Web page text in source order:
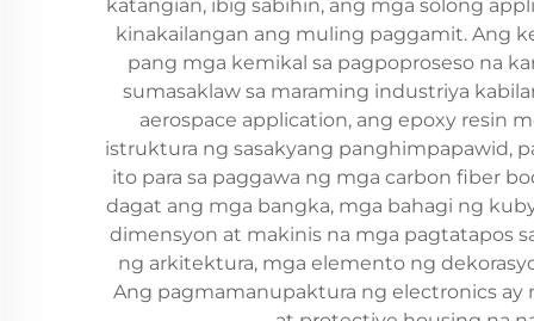
katangian, ibig sabihin, ang mga solong
kinakailangan ang muling paggamit. Ang
pang mga kemikal sa pagpoproseso na
sumasaklaw sa maraming industriya
aerospace application, ang epoxy resin
istruktura ng sasakyang panghimpapawid,
ito para sa paggawa ng mga carbon fiber
dagat ang mga bangka, mga bahagi ng
dimensyon at makinis na mga pagtatapos
ng arkitektura, mga elemento ng
Ang pagmamanupaktura ng electronics ay